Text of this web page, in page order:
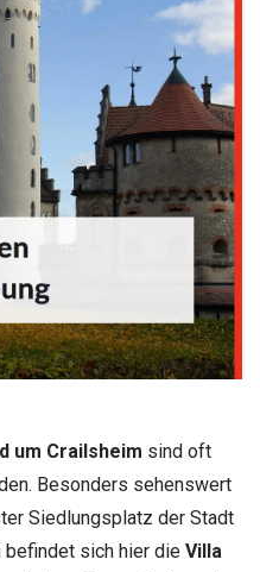
um Crailsheim sind oft
Besonders sehenswert
Siedlungsplatz der Stadt
sich hier die Villa